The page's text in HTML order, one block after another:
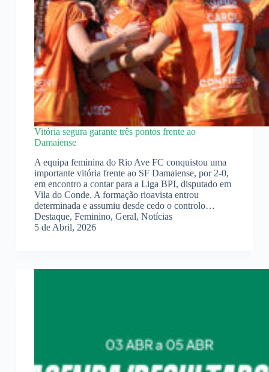
Vitória segura garante três pontos frente ao
Damaiense
A equipa feminina do Rio Ave FC conquistou uma
importante vitória frente ao SF Damaiense, por 2-0,
em encontro a contar para a Liga BPI, disputado em
Vila do Conde. A formação rioavista entrou
determinada e assumiu desde cedo o controlo…
Destaque, Feminino, Geral, Notícias
5 de Abril, 2026